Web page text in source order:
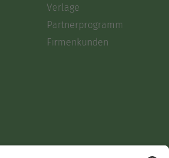
Verlage
Partnerprogramm
Firmenkunden